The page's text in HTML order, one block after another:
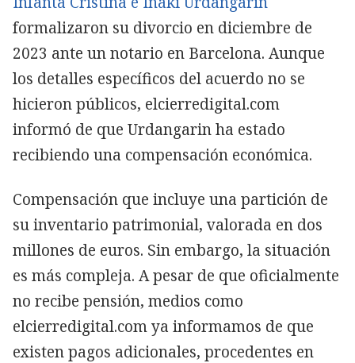
formalizaron su divorcio en diciembre de
2023 ante un notario en Barcelona. Aunque
los detalles específicos del acuerdo no se
hicieron públicos, elcierredigital.com
informó de que Urdangarin ha estado
recibiendo una compensación económica.
Compensación que incluye una partición de
su inventario patrimonial, valorada en dos
millones de euros. Sin embargo, la situación
es más compleja. A pesar de que oficialmente
no recibe pensión, medios como
elcierredigital.com ya informamos de que
existen pagos adicionales, procedentes en